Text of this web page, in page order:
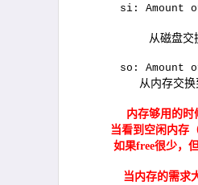
si: Amount
从磁盘交
so: Amount
从内存交换
内存够用的时
当看到空闲内存
如果free很少，
当内存的需求